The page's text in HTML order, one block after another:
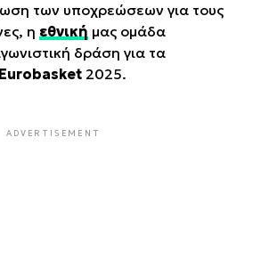
των υποχρεώσεων για τους
η εθνική μας ομάδα
δράση για τα
Eurobasket 2025.
ADVERTISEMENT